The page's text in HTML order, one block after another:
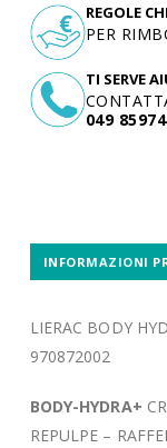
TI SERVE
049
REGOLE
PER
INFORMAZIONI
LIERAC BODY
970872002
BODY-HYDRA+
REPULPE –